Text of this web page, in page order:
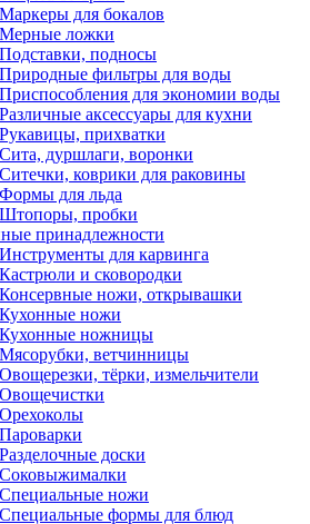
Маркеры для бокалов
Мерные ложки
Подставки, подносы
Природные фильтры для воды
Приспособления для экономии воды
Различные аксессуары для кухни
Рукавицы, прихватки
Сита, дуршлаги, воронки
Ситечки, коврики для раковины
Формы для льда
Штопоры, пробки
принадлежности
Инструменты для карвинга
Кастрюли и сковородки
Консервные ножи, открывашки
Кухонные ножи
Кухонные ножницы
Мясорубки, ветчинницы
Овощерезки, тёрки, измельчители
Овощечистки
Орехоколы
Пароварки
Разделочные доски
Соковыжималки
Специальные ножи
Специальные формы для блюд